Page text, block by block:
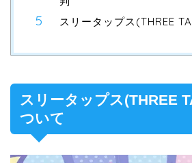
スリータップス(THREE
スリータップス(THREE
ついて